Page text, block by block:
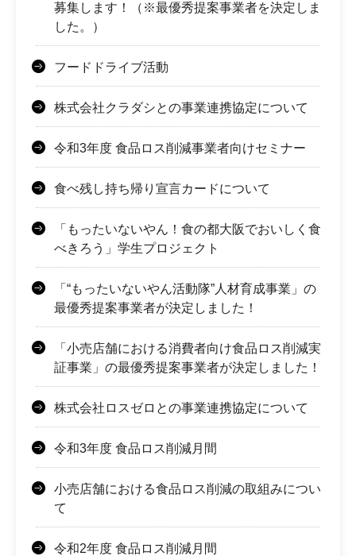
募集します！（※最優秀提案事業者を決定しま
した。）
フードドライブ活動
株式会社クラダシとの事業連携協定について
令和3年度 食品ロス削減事業者向けセミナー
食べ残し持ち帰り宣言カードについて
「もったいないやん！食の都大阪でおいしく食
べきろう」学生プロジェクト
「“もったいないやん活動隊”人材育成事業」の
最優秀提案事業者が決定しました！
「小売店舗における消費者向け食品ロス削減実
証事業」の最優秀提案事業者が決定しました！
株式会社ロスゼロとの事業連携協定について
令和3年度 食品ロス削減月間
小売店舗における食品ロス削減の取組みについ
て
令和2年度 食品ロス削減月間